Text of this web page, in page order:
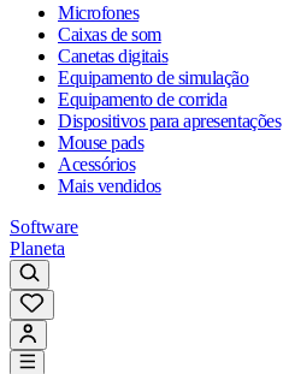
Microfones
Caixas de som
Canetas digitais
Equipamento de simulação
Equipamento de corrida
Dispositivos para apresentações
Mouse pads
Acessórios
Mais vendidos
Software
Planeta